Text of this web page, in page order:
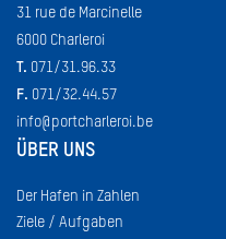
31 rue de Marcinelle
6000 Charleroi
T. 071/31.96.33
F. 071/32.44.57
info@portcharleroi.be
ÜBER UNS
Der Hafen in Zahlen
Ziele / Aufgaben